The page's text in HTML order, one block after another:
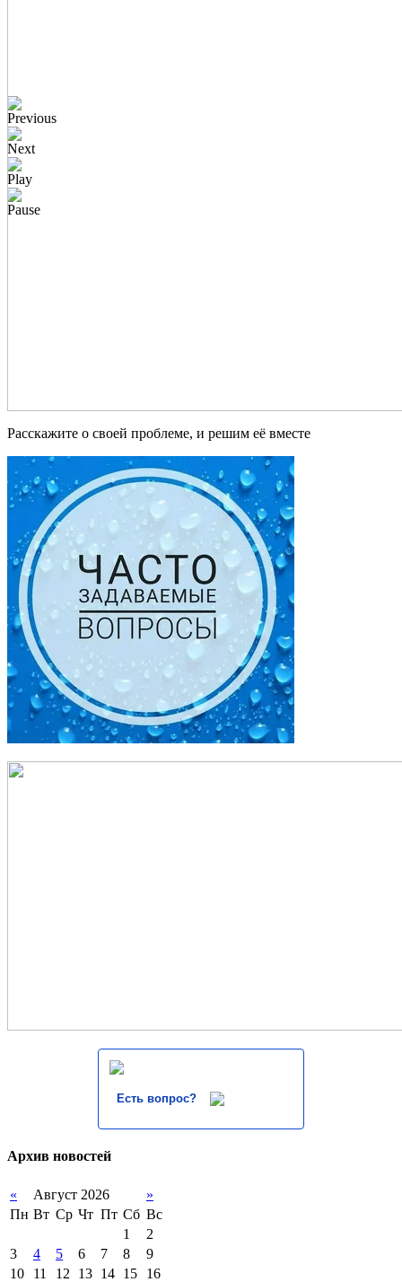
Расскажите о своей проблеме, и решим её вместе
Есть вопрос?
Архив новостей
« Август 2026
»
Пн Вт Ср Чт Пт Сб Вс
1
2
3
4 5 6 7 8
9
10
11 12 13 14 15
16